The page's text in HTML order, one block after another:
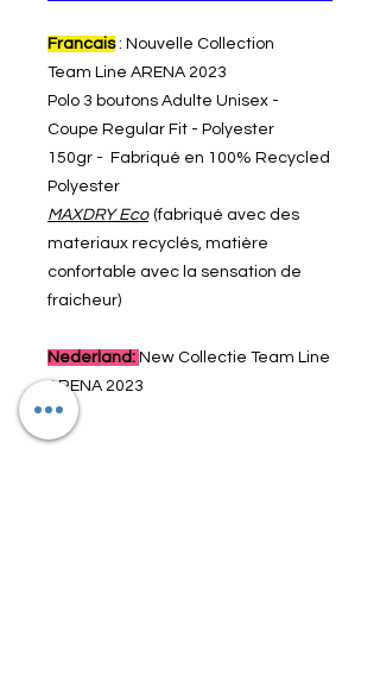
Francais: Nouvelle Collection
Team Line ARENA 2023
Polo 3 boutons Adulte Unisex -
Coupe Regular Fit - Polyester
150gr - Fabriqué en 100% Recycled
Polyester
MAXDRY Eco (fabriqué avec des
materiaux recyclés, matière
confortable avec la sensation de
fraicheur)
Nederland: New Collectie Team Line
ARENA 2023